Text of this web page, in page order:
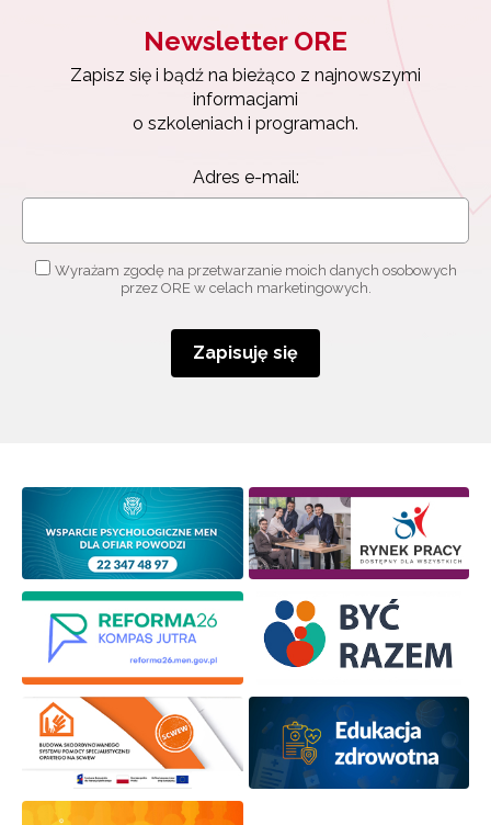
Newsletter ORE
Zapisz się i bądź na bieżąco z najnowszymi
informacjami
o szkoleniach i programach.
Adres e-mail:
Wyrażam zgodę na przetwarzanie moich danych osobowych
przez ORE w celach marketingowych.
Zapisuję się
Newsletter ORE
Zapisz się i bądź na bieżąco z najnowszymi
informacjami
Wyrażam zgodę na przetwarzanie moich danych
osobowych przez ORE w celach marketingowych.